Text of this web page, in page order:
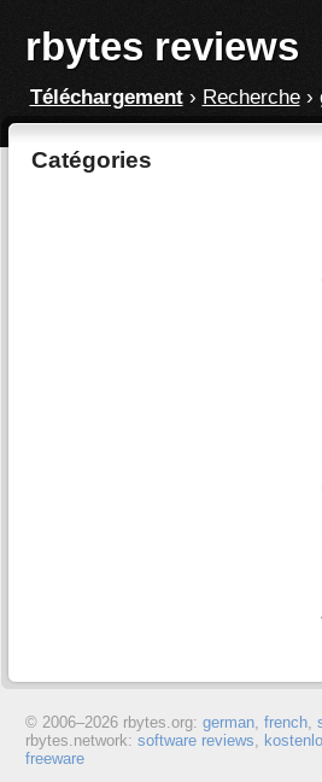
rbytes reviews
Téléchargement› Recherche›
Catégories
© 2006–2026 rbytes.org: german, french,
rbytes.network: software reviews,
freeware